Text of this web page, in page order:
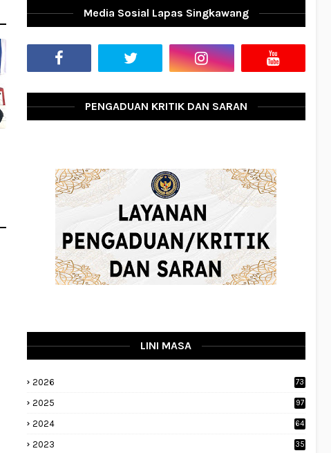
Media Sosial Lapas Singkawang
PENGADUAN KRITIK DAN SARAN
LINI MASA
2026 73
2025 97
2024 64
2023
35